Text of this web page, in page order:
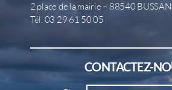
2 place de la mairie – 88540
Tél. 03 29 61 50 05
CONTACTEZ-